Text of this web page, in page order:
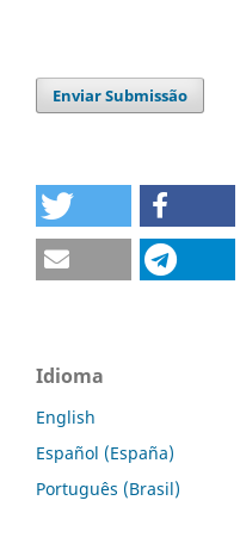
Enviar Submissão
Idioma
English
Español (España)
Português (Brasil)